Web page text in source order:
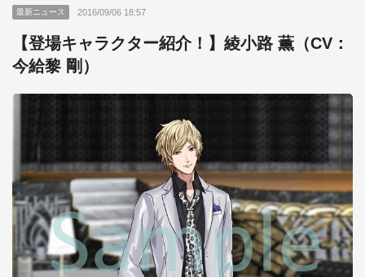
最新ニュース 2016/09/06 18:57
【登場キャラクター紹介！】綾小路 薫（CV：
今給黎 剛）